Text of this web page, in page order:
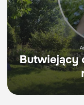
Butwiejący